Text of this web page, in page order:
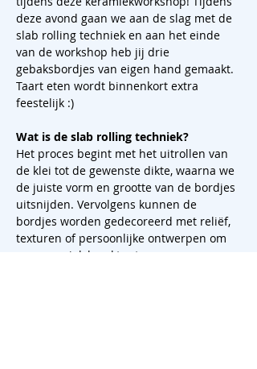
deze avond gaan we aan de slag met de
slab rolling techniek en aan het einde
van de workshop heb jij drie
gebaksbordjes van eigen hand gemaakt.
Taart eten wordt binnenkort extra
feestelijk :)
Wat is de slab rolling techniek?
Het proces begint met het uitrollen van
de klei tot de gewenste dikte, waarna we
de juiste vorm en grootte van de bordjes
uitsnijden. Vervolgens kunnen de
bordjes worden gedecoreerd met reliëf,
texturen of persoonlijke ontwerpen om
ze een uniek karakter te geven.